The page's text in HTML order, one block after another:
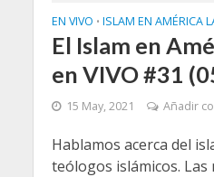
EN VIVO • ISLAM EN AMÉRICA
El Islam en
en VIVO #31
15 May, 2021 Añadir
Hablamos acerca del
teólogos islámicos. Las